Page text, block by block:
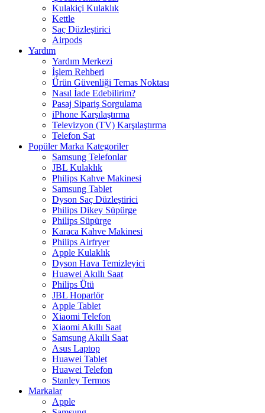
Kulakiçi Kulaklık
Kettle
Saç Düzleştirici
Airpods
Yardım
Yardım Merkezi
İşlem Rehberi
Ürün Güvenliği Temas Noktası
Nasıl İade Edebilirim?
Pasaj Sipariş Sorgulama
iPhone Karşılaştırma
Televizyon (TV) Karşılaştırma
Telefon Sat
Popüler Marka Kategoriler
Samsung Telefonlar
JBL Kulaklık
Philips Kahve Makinesi
Samsung Tablet
Dyson Saç Düzleştirici
Philips Dikey Süpürge
Philips Süpürge
Karaca Kahve Makinesi
Philips Airfryer
Apple Kulaklık
Dyson Hava Temizleyici
Huawei Akıllı Saat
Philips Ütü
JBL Hoparlör
Apple Tablet
Xiaomi Telefon
Xiaomi Akıllı Saat
Samsung Akıllı Saat
Asus Laptop
Huawei Tablet
Huawei Telefon
Stanley Termos
Markalar
Apple